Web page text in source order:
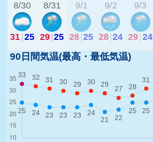
8/30
31|25
8/31
29|25
9/1
28 25
9/2
28 24
9/3
29 24
90日間気温(最高・最低気温)